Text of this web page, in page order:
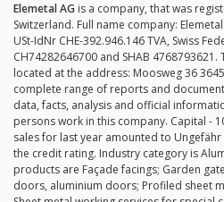
Elemetal AG is a company, that was
Switzerland. Full name company:
USt-IdNr CHE-392.946.146 TVA, Swiss
CH74282646700 and SHAB
located at the address: Moosweg 36
complete range of reports and
data, facts, analysis and official
persons work in this company. Capital -
sales for last year amounted to Ungefähr
the credit rating. Industry category is
products are Façade facings; Garden
doors, aluminium doors; Profiled sheet